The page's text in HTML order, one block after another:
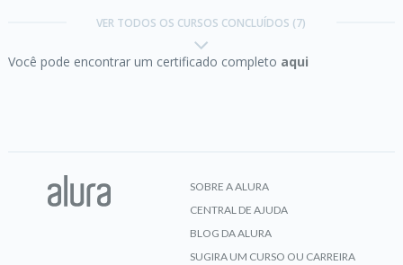
VER TODOS OS CURSOS CONCLUÍDOS (7)
Você pode encontrar um certificado completo aqui
SOBRE A ALURA
CENTRAL DE AJUDA
BLOG DA ALURA
SUGIRA UM CURSO OU CARREIRA